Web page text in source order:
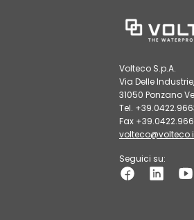
Volteco S.p.A.
Via Delle
31050 Ponzano
Tel.
Fax
Seguici su: